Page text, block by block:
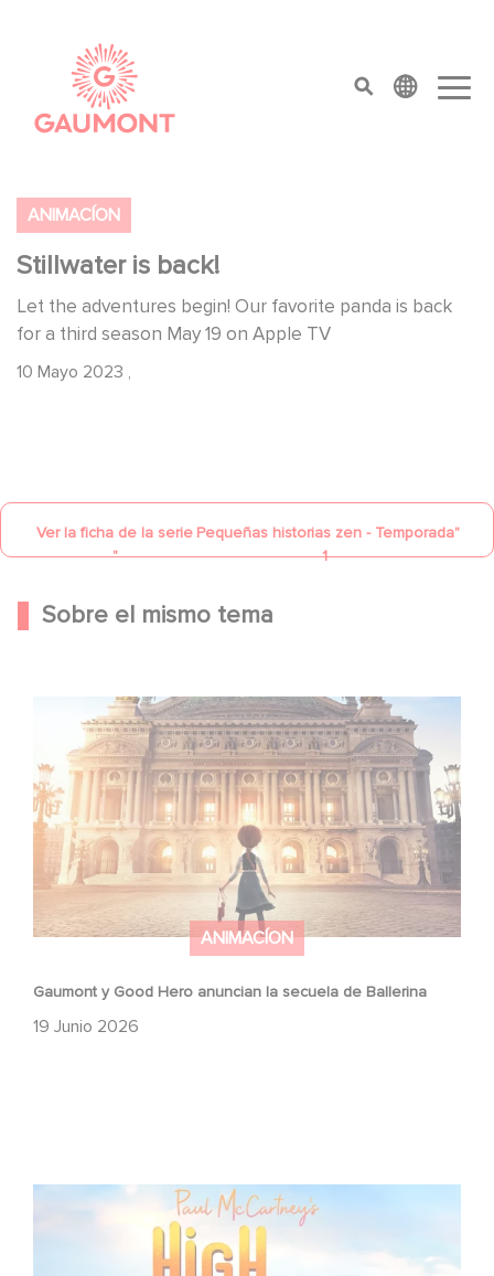
top menu
ANIMACÍON
Stillwater is back!
Let the adventures begin! Our favorite panda is back
for a third season May 19 on Apple TV
10 Mayo 2023 ,
Ver la ficha de la serie
"
Pequeñas historias zen - Temporada
1
"
Sobre el mismo tema
ANIMACÍON
Gaumont y Good Hero anuncian la secuela de Ballerina
19 Junio 2026
Gaumont y Good Hero anuncian la secuela de Ballerina
¡Gaumont adapta High in the clouds de Paul McCartney
en una película de animación!